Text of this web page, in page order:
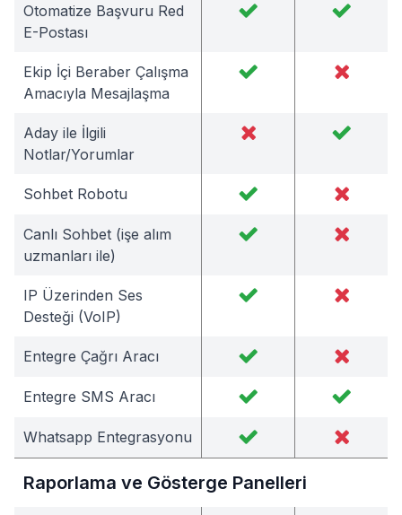
Otomatize Başvuru Red
E-Postası
Ekip İçi Beraber Çalışma
Amacıyla Mesajlaşma
Aday ile İlgili
Notlar/Yorumlar
Sohbet Robotu
Canlı Sohbet (işe alım
uzmanları ile)
IP Üzerinden Ses
Desteği (VoIP)
Entegre Çağrı Aracı
Entegre SMS Aracı
Whatsapp Entegrasyonu
Raporlama ve Gösterge Panelleri